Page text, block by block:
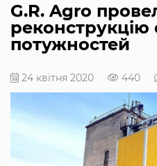
G.R. Agro
реконструкцію
потужностей
24 квітня 2020 440